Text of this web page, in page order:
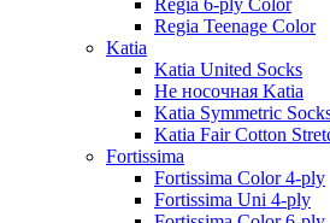
Regia Teenage Color
Katia
Katia United Socks
Не носочная Katia
Katia Symmetric
Katia Fair Cotton
Fortissima
Fortissima Color 4-ply
Fortissima Uni 4-ply